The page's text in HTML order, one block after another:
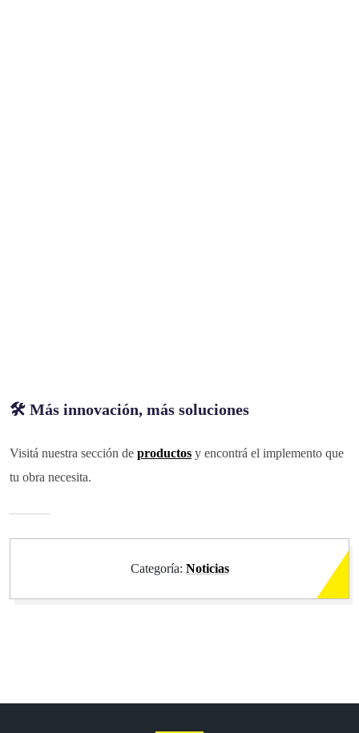
🛠️ Más innovación, más soluciones
Visitá nuestra sección de productos y encontrá el implemento que
tu obra necesita.
Categoría: Noticias